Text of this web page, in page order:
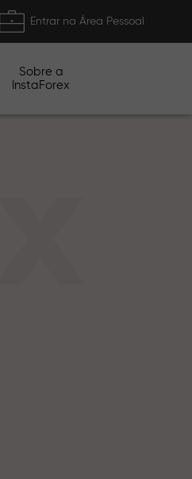
Entrar na Área Pessoal
Sobre a
InstaForex